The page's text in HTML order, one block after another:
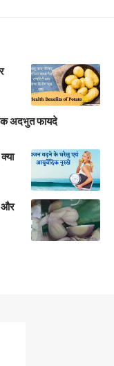
अदभुत फायदे
और